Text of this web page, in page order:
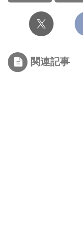
関連記事